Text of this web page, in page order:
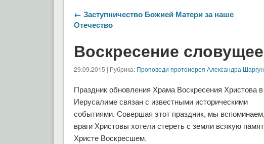
← Заступничество Божией Матери за наше
Отечество
Воскресение словущее
29.09.2015 | Рубрика: Проповеди протоиерея Александра
Праздник обновления Храма Воскресения Христова в
Иерусалиме связан с известными историческими
событиями. Совершая этот праздник, мы
враги Христовы хотели стереть с земли всякую
Христе Воскресшем.